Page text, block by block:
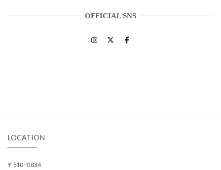
OFFICIAL SNS
LOCATION
〒510-0884